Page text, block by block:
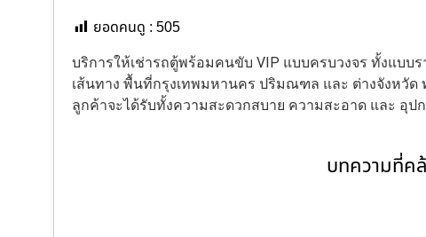
ยอดคนดู : 505
บริการให้เช่ารถตู้พร้อมคนขับ VIP แบบครบวงจร ทั้งแบ
เส้นทาง พื้นที่กรุงเทพมหานคร ปริมณฑล และ ต่างจังหวัด
ลูกค้าจะได้รับทั้งความสะดวกสบาย ความสะอาด และ อุ
บทความที่ค